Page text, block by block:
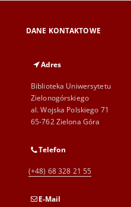
DANE KONTAKTOWE
Adres
Biblioteka Uniwersytetu
Zielonogórskiego
al. Wojska Polskiego 71
65-762 Zielona Góra
Telefon
(+48) 68 328 21 55
E-Mail